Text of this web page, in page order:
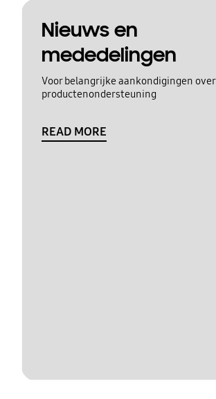
Nieuws en
mededelingen
Voor belangrijke aankondigingen over
productenondersteuning
READ MORE